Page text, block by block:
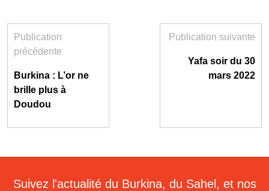
Publication
précédente
Burkina : L’or ne
brille plus à
Doudou
Publication suivante
Yafa soir du 30
mars 2022
Suivez l'actualité du Burkina, du Sahel, et nos